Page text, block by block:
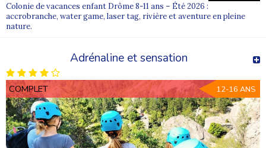
Colonie de vacances enfant Drôme 8-11 ans – Été 2026 :
accrobranche, water game, laser tag, rivière et aventure en pleine
nature.
Adrénaline et sensation
COMPLET 12-16 ANS